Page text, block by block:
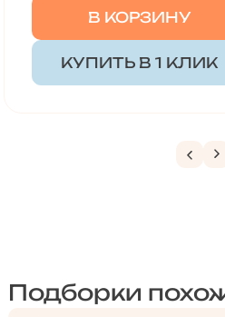
В КОРЗИНУ
КУПИТЬ В 1 КЛИК
Подборки